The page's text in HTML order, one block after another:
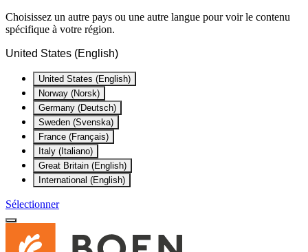
Choisissez un autre pays ou une autre langue pour voir le contenu
spécifique à votre région.
United States (English)
United States (English)
Norway (Norsk)
Germany (Deutsch)
Sweden (Svenska)
France (Français)
Italy (Italiano)
Great Britain (English)
International (English)
Sélectionner